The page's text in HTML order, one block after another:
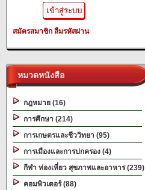
สมัครสมาชิก ลืมรหัสผ่าน
หมวดหนังสือ
กฎหมาย (16)
การศึกษา (214)
การเกษตรและชีววิทยา (95)
การเมืองและการปกครอง (4)
กีฬา ท่องเที่ยว สุขภาพและอาหาร (239)
คอมพิวเตอร์ (88)